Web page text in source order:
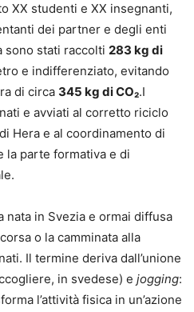
XX studenti e XX insegnanti,
dei partner e degli enti
sono stati raccolti 283 kg di
e indifferenziato, evitando
di circa 345 kg di CO₂.I
e avviati al corretto riciclo
Hera e al coordinamento di
la parte formativa e di
nata in Svezia e ormai diffusa
o la camminata alla
Il termine deriva dall’unione
in svedese) e jogging:
l’attività fisica in un’azione